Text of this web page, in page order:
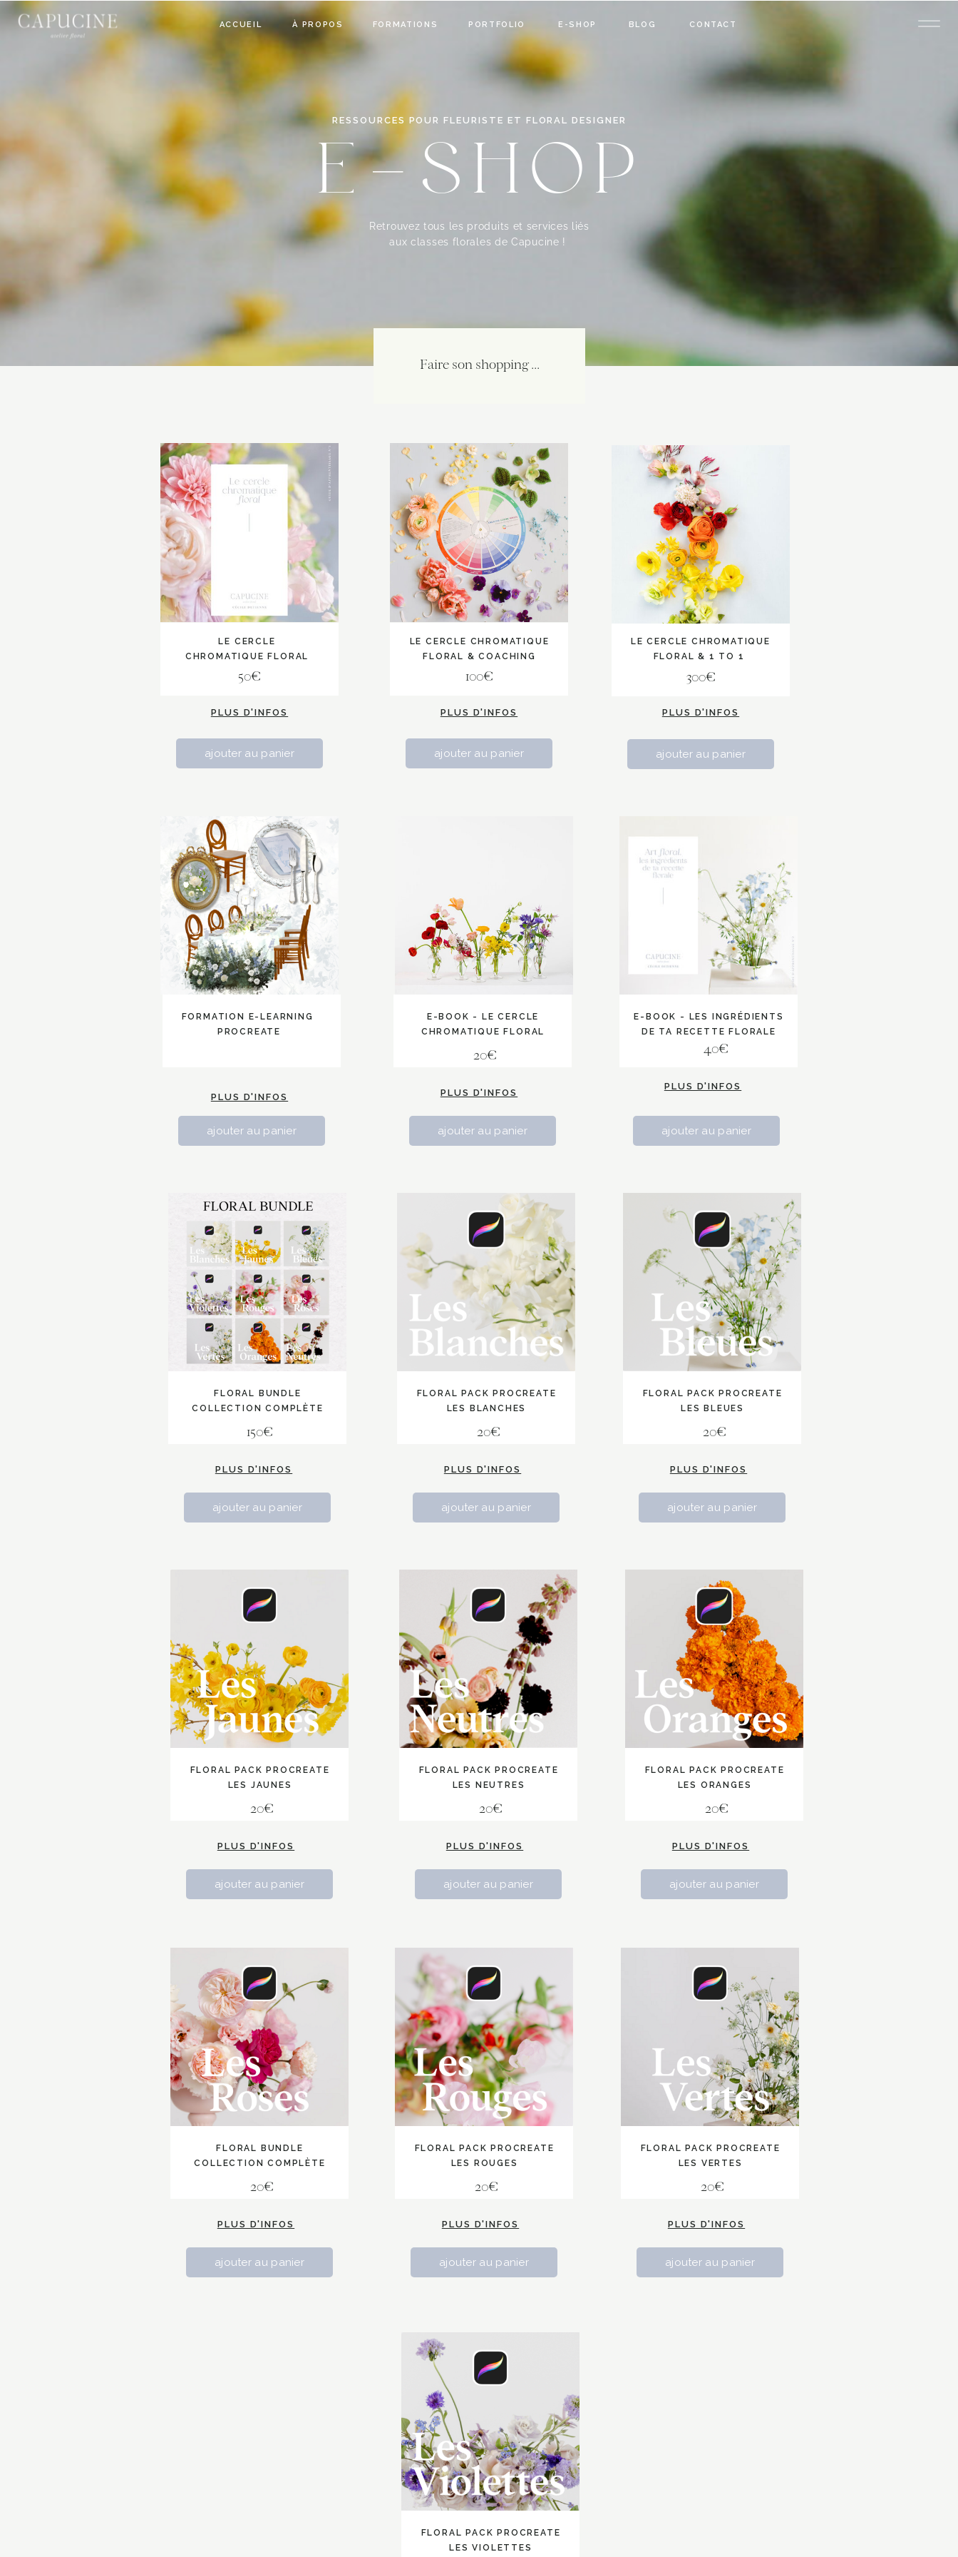
ACCUEIL À PROPOS FORMATIONS PORTFOLIO E-SHOP BLOG CONTACT
RESSOURCES POUR FLEURISTE ET FLORAL DESIGNER
E-SHOP
Retrouvez tous les produits et services liés
aux classes florales de Capucine !
Faire son shopping ...
FORMATION E-LEARNING
PROCREATE
PLUS D'INFOS
E-BOOK - LE CERCLE
CHROMATIQUE FLORAL
20€
PLUS D'INFOS
E-BOOK - LES INGRÉDIENTS
DE TA RECETTE FLORALE
40€
PLUS D'INFOS
LE CERCLE CHROMATIQUE
FLORAL & 1 TO 1
300€
PLUS D'INFOS
100€
LE CERCLE CHROMATIQUE
FLORAL & COACHING
PLUS D'INFOS
50€
LE CERCLE
CHROMATIQUE FLORAL
PLUS D'INFOS
FLORAL BUNDLE
COLLECTION COMPLÈTE
150€
PLUS D'INFOS
FLORAL PACK PROCREATE
LES BLEUES
20€
PLUS D'INFOS
FLORAL PACK PROCREATE
LES BLANCHES
20€
PLUS D'INFOS
FLORAL PACK PROCREATE
LES JAUNES
20€
PLUS D'INFOS
FLORAL PACK PROCREATE
LES NEUTRES
20€
PLUS D'INFOS
FLORAL PACK PROCREATE
LES ORANGES
20€
PLUS D'INFOS
FLORAL BUNDLE
COLLECTION COMPLÈTE
20€
PLUS D'INFOS
FLORAL PACK PROCREATE
LES ROUGES
20€
PLUS D'INFOS
FLORAL PACK PROCREATE
LES VERTES
20€
PLUS D'INFOS
FLORAL PACK PROCREATE
LES VIOLETTES